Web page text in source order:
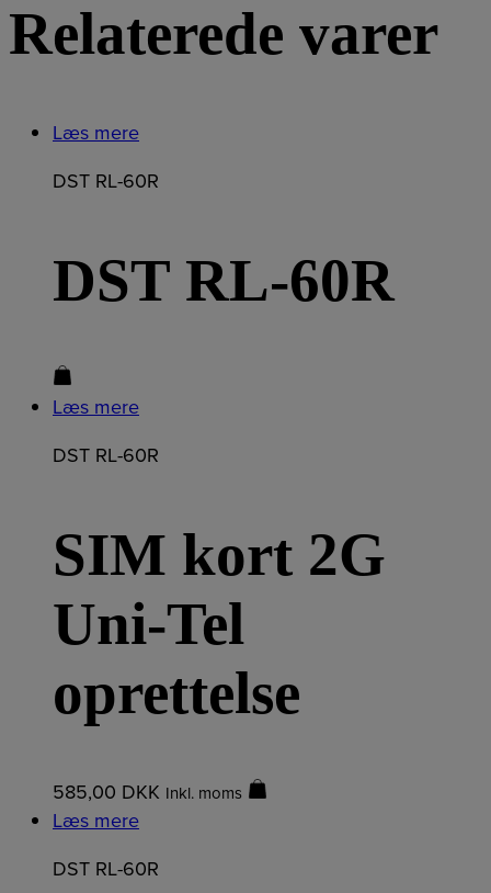
Relaterede varer
Læs mere
DST RL-60R
DST RL-60R
Læs mere
DST RL-60R
SIM kort 2G
Uni-Tel
oprettelse
585,00 DKK Inkl. moms
Læs mere
DST RL-60R